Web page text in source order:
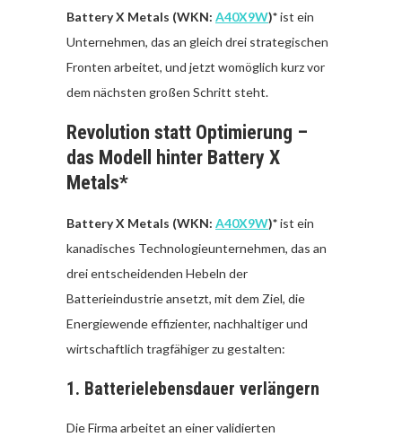
Battery X Metals (WKN: A40X9W)*ist ein
Unternehmen, das an gleich drei strategischen
Fronten arbeitet, und jetzt womöglich kurz vor
dem nächsten großen Schritt steht.
Revolution statt Optimierung –
das Modell hinter Battery X
Metals*
Battery X Metals (WKN: A40X9W)*ist ein
kanadisches Technologieunternehmen, das an
drei entscheidenden Hebeln der
Batterieindustrie ansetzt, mit dem Ziel, die
Energiewende effizienter, nachhaltiger und
wirtschaftlich tragfähiger zu gestalten:
1. Batterielebensdauer verlängern
Die Firma arbeitet an einer validierten